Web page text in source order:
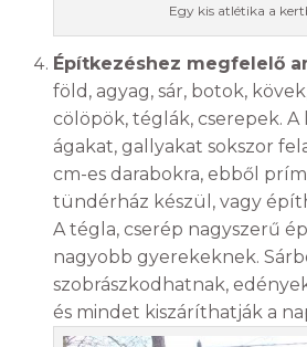
Egy kis atlétika a
Építkezéshez megfelelő
föld, agyag, sár, botok,
cölöpök, téglák, cserepek.
ágakat, gallyakat sokszor
cm-es darabokra, ebből
tündérház készül, vagy
A tégla, cserép nagyszerű
nagyobb gyerekeknek.
szobrászkodhatnak,
és mindet kiszáríthatják a